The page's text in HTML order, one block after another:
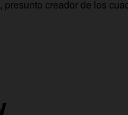
creador de los